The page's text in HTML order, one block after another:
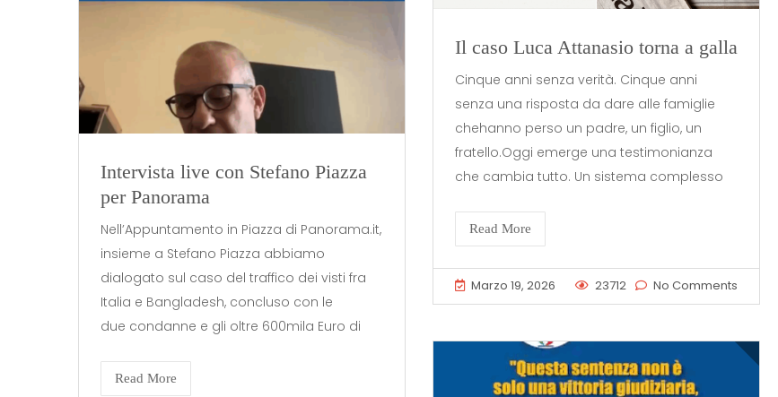
Il caso Luca Attanasio torna a galla
Cinque anni senza verità. Cinque anni
senza una risposta da dare alle famiglie
chehanno perso un padre, un figlio, un
fratello.Oggi emerge una testimonianza
che cambia tutto. Un sistema complesso
Read More
Marzo 19, 2026 23712 No Comments
Intervista live con Stefano Piazza
per Panorama
Nell’Appuntamento in Piazza di Panorama.it,
insieme a Stefano Piazza abbiamo​
dialogato sul caso del traffico dei visti fra
Italia e Bangladesh, concluso con le
due condanne e gli oltre 600mila Euro di
Read More